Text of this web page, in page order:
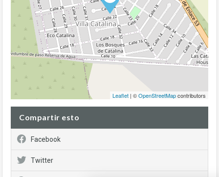
Leaflet | ©OpenStreetMapcontributors
Compartir esto
Facebook
Twitter